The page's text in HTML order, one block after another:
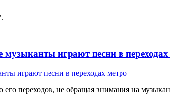
играют песни в переходах
переходов, не обращая внимания на